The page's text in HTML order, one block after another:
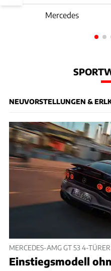
Mercedes
NEUVORSTELLUNGEN &
MERCEDES-AMG GT 53 4-
Einstiegsmodell